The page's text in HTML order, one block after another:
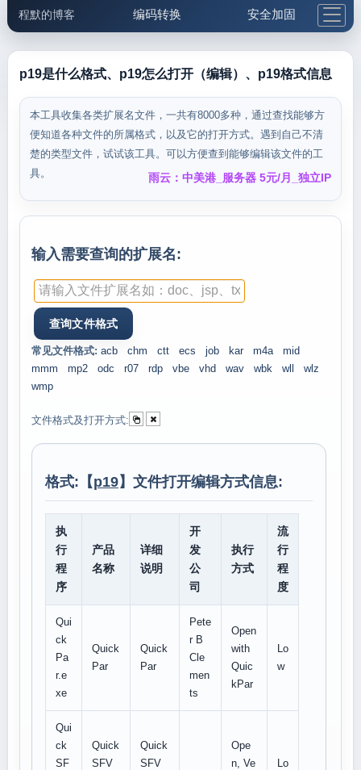
程默的博客 编码转换 安全加固
邮件工具 生活便民 更多工具
5.1支付宝大红包
p19是什么格式、p19怎么打开（编辑）、p19格式信息
本工具收集各类扩展名文件，一共有8000多种，通过查找能够方
便知道各种文件的所属格式，以及它的打开方式。遇到自己不清
楚的类型文件，试试该工具。可以方便查到能够编辑该文件的工
具。
雨云：中美港_服务器 5元/月_独立IP
输入需要查询的扩展名:
常见文件格式: acb chm ctt ecs job kar m4a
mid
mmm
mp2 odc r07 rdp vbe vhd wav wbk wll
wlz
wmp
文件格式及打开方式:
格式:【p19】文件打开编辑方式信息:
执
行
程
序
产品
名称
详细
说明
开
发
公
司
执行
方式
流
行
程
度
Qui
ck
Pa
r.e
xe
Quick
Par
Quick
Par
Pete
r B
Cle
men
ts
Open
with
Quic
kPar
Lo
w
Qui
ck
SF
Quick
SFV
Quick
SFV
Ope
n, Ve
Lo